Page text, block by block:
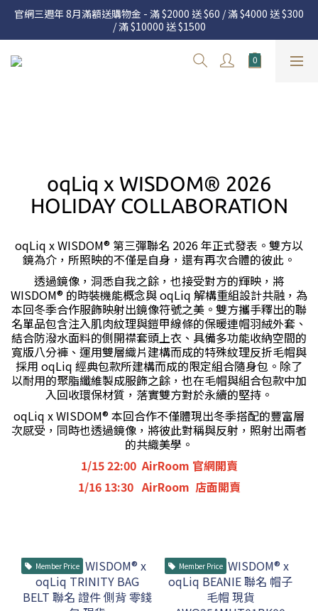
官網三週年 8月滿額送購物金 - 滿 $2000 送 $60 / 滿 $4000 送 $300
/ 滿 $10000 送 $1500
官網三週年 8月滿額送購物金 - 滿 $2000 送 $60 / 滿 $4000 送 $300
/ 滿 $10000 送 $1500
7.22 – 8.13 日本連線中，絕對讓你買到爆
oqLiq x WISDOM® 2026
HOLIDAY COLLABORATION
oqLiq x WISDOM® 第三彈聯名 2026 年正式發表。雙方以
鏡為介，所照映的不僅是自身，還有再次合體的彼此。
透過鏡像，洞悉自我之餘，也接受對方的輝映，將
WISDOM® 的時裝機能概念與 oqLiq 解構重組設計共融，為
本回冬季合作服飾映射出鏡像符號之美。雙方攜手釋出的聯
名單品包含注入肌肉紋理與鎧甲線條的保暖連帽羽絨外套、
結合防潑水面料的側開襟套頭上衣、具備多功能收納空間的
寬版八分褲、運用雙層織片建構而成的特殊紋理反折毛帽與
採用 oqLiq 經典包款所建構而成的限定組合隨身包。除了
以耐用的聚脂纖維製成服飾之餘，也在毛帽與組合包款中加
入回收環保材質，落實雙方對於永續的堅持。
oqLiq x WISDOM® 本回合作不僅體現出冬季搭配的豐富層
次感受，同時也透過鏡像，將彼此對稱與反射，照射出兩者
的共織美學。
1/15 22:00 AirRoom 官網開賣
1/16 13:30 AirRoom 店面開賣
Member Price Member Price